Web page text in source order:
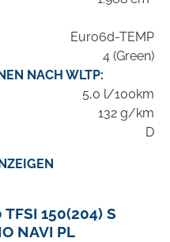
Euro6d-TEMP
4 (Green)
NACH WLTP:
5,0 l/100km
132 g/km
D
TFSI 150(204) S
NAVI PL